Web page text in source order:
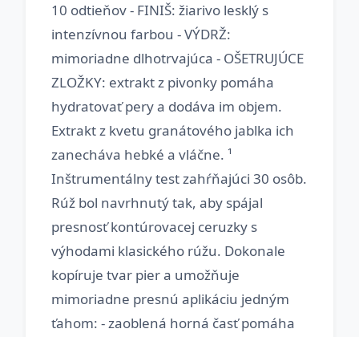
10 odtieňov - FINIŠ: žiarivo lesklý s
intenzívnou farbou - VÝDRŽ:
mimoriadne dlhotrvajúca - OŠETRUJÚCE
ZLOŽKY: extrakt z pivonky pomáha
hydratovať pery a dodáva im objem.
Extrakt z kvetu granátového jablka ich
zanecháva hebké a vláčne. ¹
Inštrumentálny test zahŕňajúci 30 osôb.
Rúž bol navrhnutý tak, aby spájal
presnosť kontúrovacej ceruzky s
výhodami klasického rúžu. Dokonale
kopíruje tvar pier a umožňuje
mimoriadne presnú aplikáciu jedným
ťahom: - zaoblená horná časť pomáha